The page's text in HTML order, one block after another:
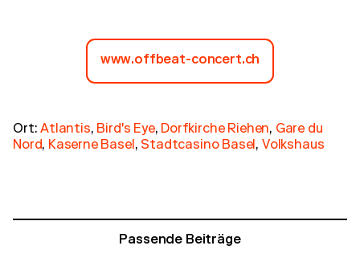
www.offbeat-concert.ch
Ort:Atlantis, Bird's Eye, Dorfkirche Riehen, Gare du
Nord, Kaserne Basel, Stadtcasino Basel, Volkshaus
Passende Beiträge